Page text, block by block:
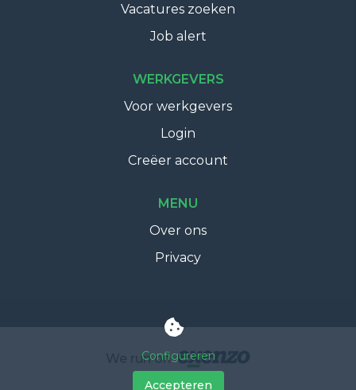
Configureren
Accepteren
Vacatures zoeken
Job alert
WERKGEVERS
Voor werkgevers
Login
Creëer account
MENU
Over ons
Privacy
We run on